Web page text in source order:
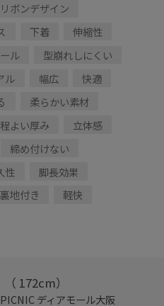
リボンデザイン
下着
伸縮性
ル
型崩れしにくい
ル 幅広
快適
柔らかい素材
程よい厚み
立体感
締め付けない
性
脚長効果
裏地付き
軽快
（ 172cm）
ディアモール大阪